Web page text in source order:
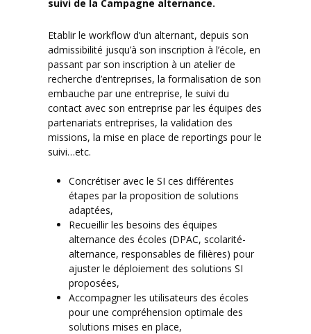
suivi de la Campagne alternance.
Etablir le workflow d’un alternant, depuis son
admissibilité jusqu’à son inscription à l’école, en
passant par son inscription à un atelier de
recherche d’entreprises, la formalisation de son
embauche par une entreprise, le suivi du
contact avec son entreprise par les équipes des
partenariats entreprises, la validation des
missions, la mise en place de reportings pour le
suivi…etc.
Concrétiser avec le SI ces différentes
étapes par la proposition de solutions
adaptées,
Recueillir les besoins des équipes
alternance des écoles (DPAC, scolarité-
alternance, responsables de filières) pour
ajuster le déploiement des solutions SI
proposées,
Accompagner les utilisateurs des écoles
pour une compréhension optimale des
solutions mises en place,